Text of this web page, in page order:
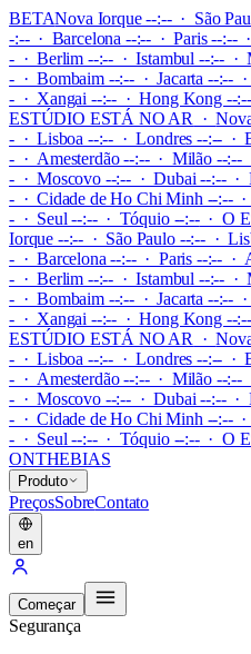
BETANova Iorque --:-- · São
-:-- · Barcelona --:-- · Paris --:--
- · Berlim --:-- · Istambul --:-- ·
- · Bombaim --:-- · Jacarta --:--
- · Xangai --:-- · Hong Kong --
ESTÚDIO ESTÁ NO AR
·
- · Lisboa --:-- · Londres --:-- ·
- · Amesterdão --:-- · Milão --:--
- · Moscovo --:-- · Dubai --:-- ·
- · Cidade de Ho Chi Minh --:--
- · Seul --:-- · Tóquio --:--· O
Iorque --:-- · São Paulo --:-- ·
- · Barcelona --:-- · Paris --:-- ·
- · Berlim --:-- · Istambul --:-- ·
- · Bombaim --:-- · Jacarta --:--
- · Xangai --:-- · Hong Kong --
ESTÚDIO ESTÁ NO AR
·
- · Lisboa --:-- · Londres --:-- ·
- · Amesterdão --:-- · Milão --:--
- · Moscovo --:-- · Dubai --:-- ·
- · Cidade de Ho Chi Minh --:--
- · Seul --:-- · Tóquio --:--· O
ONTHEBIAS
Produto
PreçosSobreContato
en
Começar
Segurança